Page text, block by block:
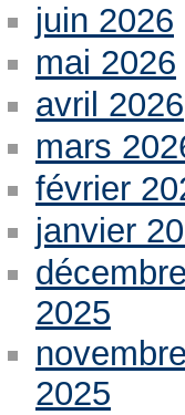
juin 2026
mai 2026
avril 2026
mars
février
janvier
décembre
2025
novembre
2025